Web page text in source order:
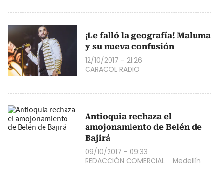
¡Le falló la geografía! Maluma
y su nueva confusión
12/10/2017 - 21:26
CARACOL RADIO
Antioquia rechaza el
amojonamiento de Belén de
Bajirá
09/10/2017 - 09:33
REDACCIÓN COMERCIAL
Medellín